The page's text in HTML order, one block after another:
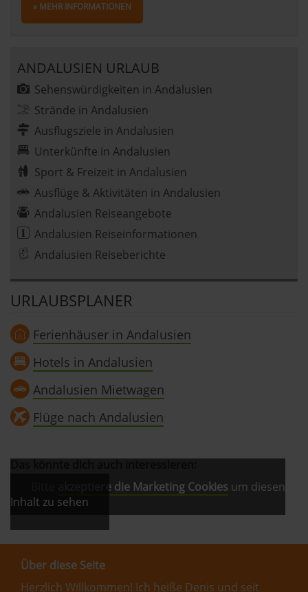
» MEHR INFORMATIONEN
ANDALUSIEN URLAUB
Sehenswürdigkeiten in Andalusien
Strände in Andalusien
Ausflugsziele in Andalusien
Unterkünfte in Andalusien
Sport & Freizeit in Andalusien
Ausflüge & Aktivitäten in Andalusien
Andalusien Reiseangebote
Andalusien Reiseinformationen
Andalusien Reiseberichte
URLAUBSPLANER
Ferienhäuser in Andalusien
Hotels in Andalusien
Andalusien Mietwagen
Flüge nach Andalusien
akzeptiere die Marketing Cookies um diesen
Inhalt zu sehen
Über diese Seite
Herzlich Willkommen! Ich heiße Denis und seit